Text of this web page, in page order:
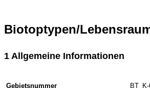
Biotoptypen/
1 Allgemeine Informationen
Gebietsnummer